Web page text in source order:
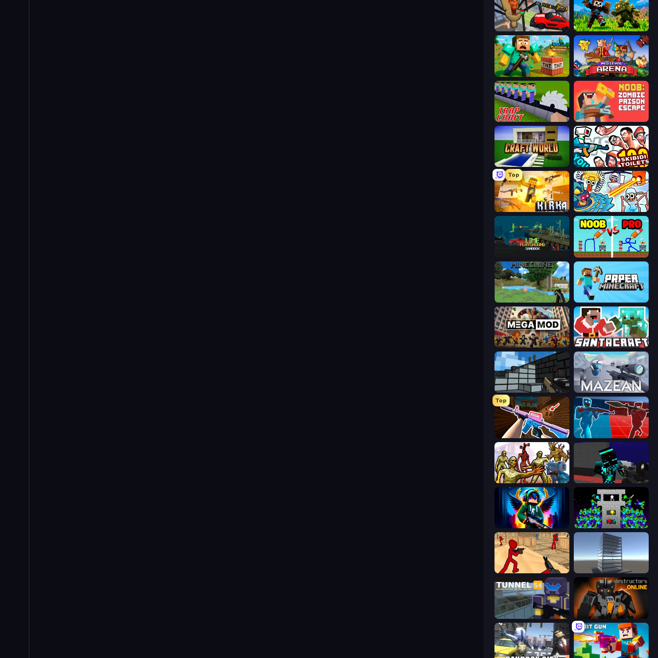
Cars vs Skibidi Toilet CraftSlayer: Apocalypse
Voxel Playground: Ragdoll Noob Medieval Arena
Trap Craft
Craft World You vs 100 Skibidi Toilets
Top
Kirka.io Toilets Worms Shooter
DOP Noob: Draw to Save
Mine Clone Paper Minecraft
MegamodGames SantaCraft
Pixel Gun 3D Mazean
Top
KS Z Battle of the Soldiers: Red vs Blue
Monster Shooter Apocalypse Pixel Wars of Hero
Stick Epic Fighter
Stickman Counter Terror Strike Craft 3D
Tunnel 54 Destructors Online